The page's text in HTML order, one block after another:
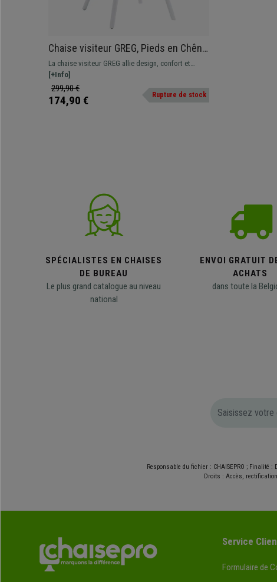
Chaise visiteur GREG, Pieds en Chêne
Blanc, Revêtement en Cuir, Marron
La chaise visiteur GREG allie design, confort et
robustesse. Son rembourrage épais vous garantit
confort et relaxation. Grande qualité de fabrication.
[+Info]
299,90 €
174,90 € Rupture de stock
SPÉCIALISTES EN CHAISES
DE BUREAU
Le plus grand catalogue au niveau
national
ENVOI GRATUIT
ACHATS
dans toute la
Responsable du fichier : CHAISEPRO ;
Droits : Accès,
Service
Formulaire de